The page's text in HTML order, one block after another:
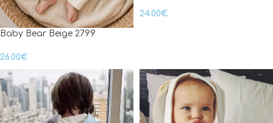
Baby Bear Beige 2799
26.00€
24.00€